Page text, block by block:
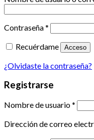
Contraseña*
Recuérdame
Acceso
¿Olvidaste la contraseña?
Registrarse
Nombre de usuario*
Dirección de correo